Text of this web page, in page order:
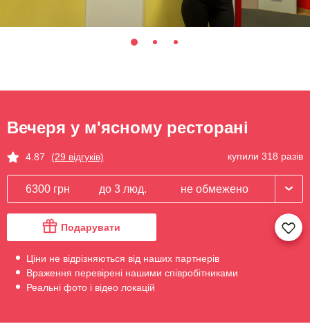
Вечеря у м'ясному ресторані
4.87 (29 відгуків) купили 318 разів
6300 грн до 3 люд. не обмежено
Подарувати
Ціни не відрізняються від наших партнерів
Враження перевірені нашими співробітниками
Реальні фото і відео локацій